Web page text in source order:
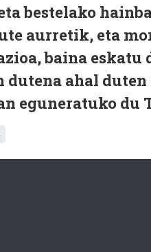
bestelako
aurretik, eta
baina eskatu
dutena ahal
eguneratuko du